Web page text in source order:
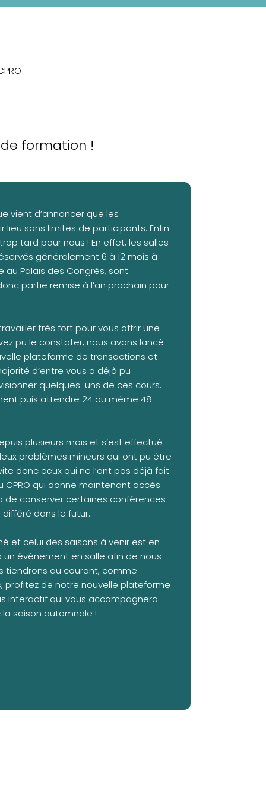
formation !
vient d’annoncer que les
sans limites de participants. Enfin
tard pour nous ! En effet, les salles
généralement 6 à 12 mois à
au Palais des Congrès, sont
partie remise à l’an prochain pour
très fort pour vous offrir une
pu le constater, nous avons lancé
plateforme de transactions et
d’entre vous a déjà pu
quelques-uns de ces cours.
puis attendre 24 ou même 48
plusieurs mois et s’est effectué
problèmes mineurs qui ont pu être
donc ceux qui ne l’ont pas déjà fait
qui donne maintenant accès
de conserver certaines conférences
dans le futur.
et celui des saisons à venir est en
événement en salle afin de nous
tiendrons au courant, comme
profitez de notre nouvelle plateforme
interactif qui vous accompagnera
saison automnale !